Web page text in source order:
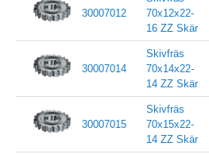
30007012
70x12x22-
16 ZZ Skär
30007014
Skivfräs
70x14x22-
14 ZZ Skär
30007015
Skivfräs
70x15x22-
14 ZZ Skär